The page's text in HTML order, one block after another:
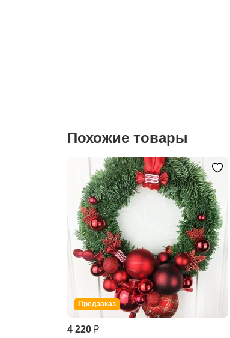
Похожие товары
Предзаказ
4 220 ₽